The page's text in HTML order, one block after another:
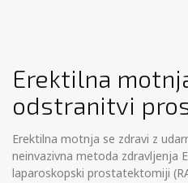
Erektilna
odstranitvi
Erektilna motnja se zdravi z
neinvazivna metoda zdravljenja
laparoskopski prostatektomiji